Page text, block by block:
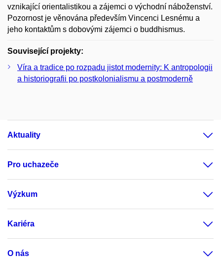
vznikající orientalistikou a zájemci o východní náboženství.
Pozornost je věnována především Vincenci Lesnému a
jeho kontaktům s dobovými zájemci o buddhismus.
Související projekty:
Víra a tradice po rozpadu jistot modernity: K antropologii
a historiografii po postkolonialismu a postmoderně
Aktuality
Pro uchazeče
Výzkum
Kariéra
O nás